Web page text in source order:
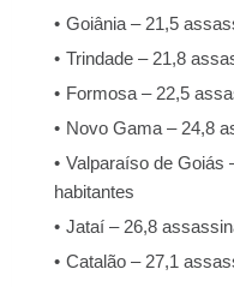
Goiânia – 21,5
Trindade – 21,8
Formosa – 22,5
Novo Gama – 24,8
Valparaíso de Goiás
habitantes
Jataí – 26,8
Catalão – 27,1